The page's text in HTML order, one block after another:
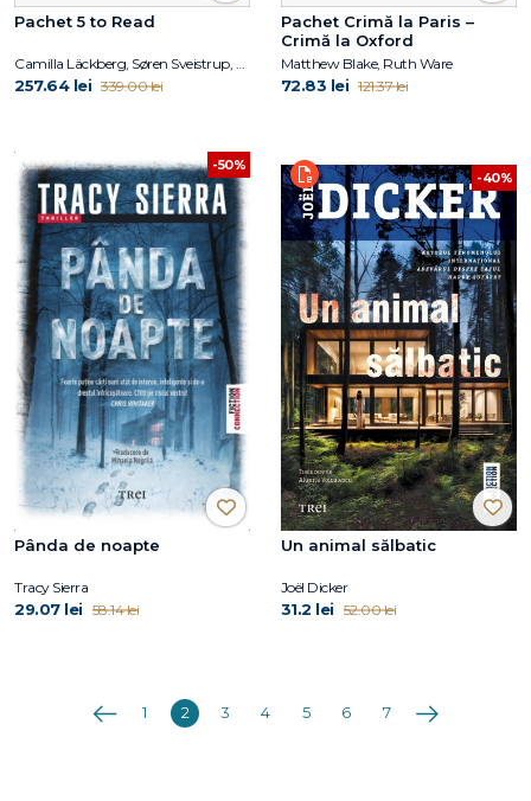
Pachet 5 to Read
Camilla Läckberg, Søren Sveistrup, Yrsa Sigurðardóttir, M.J. Arlidge, Lee Child, Andrew Child
257.64 lei 339.00 lei
Pachet Crimă la Paris –
Crimă la Oxford
Matthew Blake, Ruth Ware
72.83 lei 121.37 lei
-50%
Pânda de noapte
Tracy Sierra
29.07 lei 58.14 lei
-40%
Un animal sălbatic
Joël Dicker
31.2 lei 52.00 lei
Anterioara
1 2 3 4 5 6 7 Următoarea